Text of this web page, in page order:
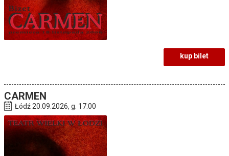
kup bilet
CARMEN
Łódź 20.09.2026, g. 17:00